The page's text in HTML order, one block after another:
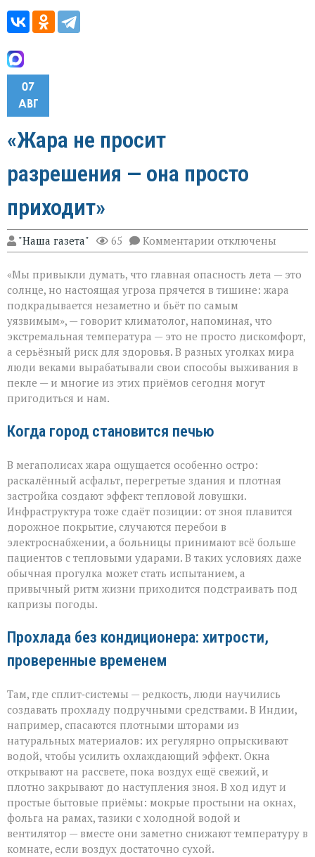
07
АВГ
«Жара не просит
разрешения — она просто
приходит»
"Наша газета" 65 Комментарии к
записи
не
просит
разрешения — она
просто
приходит»
отключены
«Мы привыкли думать, что главная опасность лета — это
солнце, но настоящая угроза прячется в тишине: жара
подкрадывается незаметно и бьёт по самым
уязвимым», — говорит климатолог, напоминая, что
экстремальная температура — это не просто дискомфорт,
а серьёзный риск для здоровья. В разных уголках мира
люди веками вырабатывали свои способы выживания в
пекле — и многие из этих приёмов сегодня могут
пригодиться и нам.
Когда город становится печью
В мегаполисах жара ощущается особенно остро:
раскалённый асфальт, перегретые здания и плотная
застройка создают эффект тепловой ловушки.
Инфраструктура тоже сдаёт позиции: от зноя плавится
дорожное покрытие, случаются перебои в
электроснабжении, а больницы принимают всё больше
пациентов с тепловыми ударами. В таких условиях даже
обычная прогулка может стать испытанием, а
привычный ритм жизни приходится подстраивать под
капризы погоды.
Прохлада без кондиционера: хитрости,
проверенные временем
Там, где сплит‑системы — редкость, люди научились
создавать прохладу подручными средствами. В Индии,
например, спасаются плотными шторами из
натуральных материалов: их регулярно опрыскивают
водой, чтобы усилить охлаждающий эффект. Окна
открывают на рассвете, пока воздух ещё свежий, и
плотно закрывают до наступления зноя. В ход идут и
простые бытовые приёмы: мокрые простыни на окнах,
фольга на рамах, тазики с холодной водой и
вентилятор — вместе они заметно снижают температуру в
комнате, если воздух достаточно сухой.